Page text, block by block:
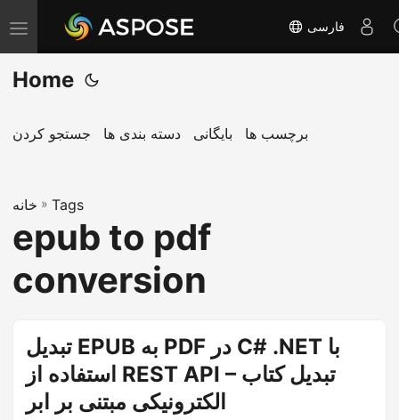
T
o
g
l
a
v
i
g
o
فارسی
Home
جستجو کردن دسته بندی ها بایگانی برچسب ها
خانه » Tags
epub to pdf
conversion
تبدیل EPUB به PDF در C# .NET با
استفاده از REST API – تبدیل کتاب
الکترونیکی مبتنی بر ابر